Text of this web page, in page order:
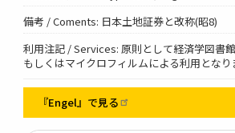
備考 / Coments: 日本土地証券と改称(昭8)
利用注記 / Services: 原則として経済学図書
もしくはマイクロフィルムによる利用となり
『Engel』で見る